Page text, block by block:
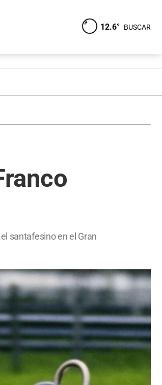
12.6° BUSCAR
santafesino en el Gran